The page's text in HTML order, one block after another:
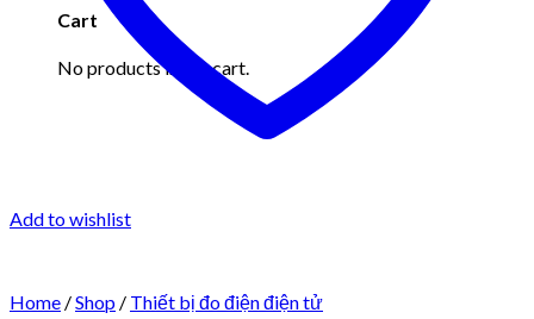
Cart
No products in the cart.
Add to wishlist
Home /Shop / Thiết bị đo điện điện tử